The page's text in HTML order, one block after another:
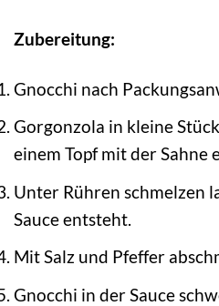
Zubereitung:
Gnocchi nach
Gorgonzola in kleine
einem Topf mit der Sahne
Unter Rühren schmelzen
Sauce entsteht.
Mit Salz und Pfeffer
Gnocchi in der Sauce